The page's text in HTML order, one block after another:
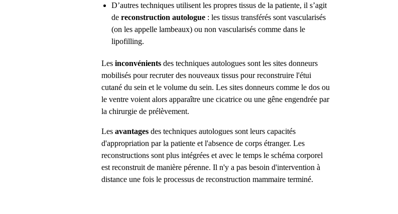
D’autres techniques utilisent les propres tissus de la patiente, il s’agit
de reconstruction autologue : les tissus transférés sont vascularisés
(on les appelle lambeaux) ou non vascularisés comme dans le
lipofilling.
Les inconvénients des techniques autologues sont les sites donneurs
mobilisés pour recruter des nouveaux tissus pour reconstruire l'étui
cutané du sein et le volume du sein. Les sites donneurs comme le dos ou
le ventre voient alors apparaître une cicatrice ou une gêne engendrée par
la chirurgie de prélèvement.
Les avantages des techniques autologues sont leurs capacités
d'appropriation par la patiente et l'absence de corps étranger. Les
reconstructions sont plus intégrées et avec le temps le schéma corporel
est reconstruit de manière pérenne. Il n'y a pas besoin d'intervention à
distance une fois le processus de reconstruction mammaire terminé.